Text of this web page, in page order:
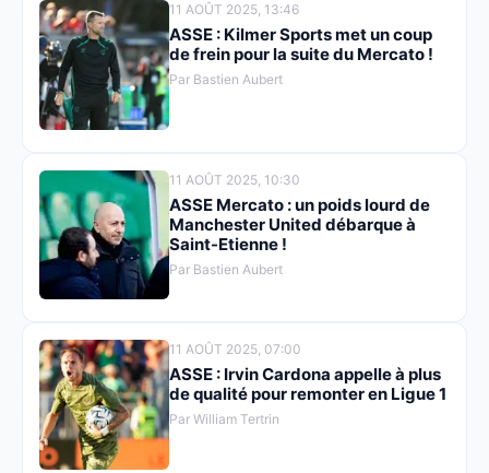
11 AOÛT 2025, 13:46
ASSE : Kilmer Sports met un coup
de frein pour la suite du Mercato !
Par Bastien Aubert
11 AOÛT 2025, 10:30
ASSE Mercato : un poids lourd de
Manchester United débarque à
Saint-Etienne !
Par Bastien Aubert
11 AOÛT 2025, 07:00
ASSE : Irvin Cardona appelle à plus
de qualité pour remonter en Ligue 1
Par William Tertrin